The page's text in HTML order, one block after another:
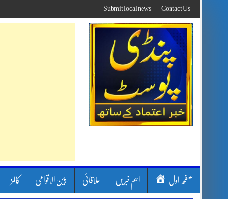
to
content
Contact Us
Submit local news
صفحہ اول اہم خبریں علاقائی بین الاقوامی کالمز